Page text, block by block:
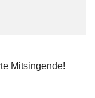
Mitsingende!